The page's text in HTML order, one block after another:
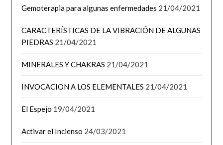
Gemoterapia para algunas enfermedades 21/04/2021
CARACTERÍSTICAS DE LA VIBRACIÓN DE ALGUNAS
PIEDRAS 21/04/2021
MINERALES Y CHAKRAS 21/04/2021
INVOCACION A LOS ELEMENTALES 21/04/2021
El Espejo 19/04/2021
Activar el Incienso 24/03/2021